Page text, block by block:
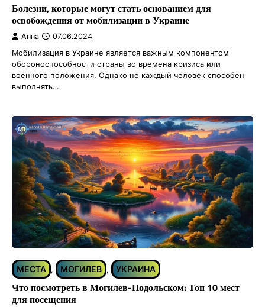
Болезни, которые могут стать основанием для
освобождения от мобилизации в Украине
Анна 07.06.2024
Мобилизация в Украине является важным компонентом
обороноспособности страны во времена кризиса или
военного положения. Однако не каждый человек способен
выполнять…
МЕСТА , МОГИЛЕВ , УКРАИНА
Что посмотреть в Могилев-Подольском: Топ 10 мест
для посещения